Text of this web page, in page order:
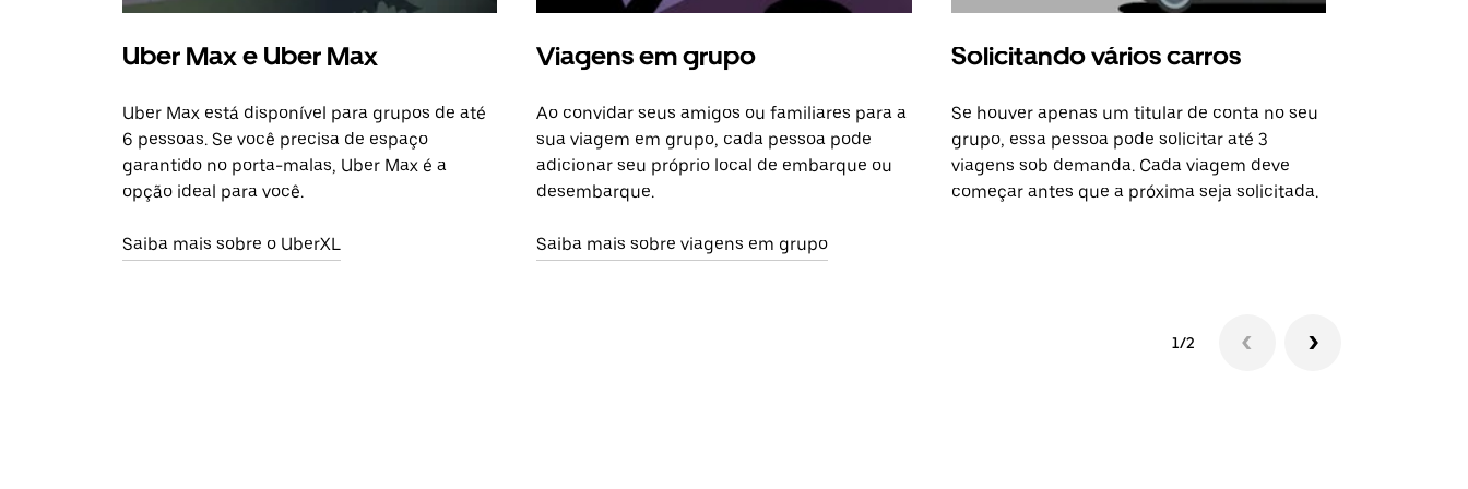
Uber Max e Uber Max
Uber Max está disponível para grupos de até
6 pessoas. Se você precisa de espaço
garantido no porta-malas, Uber Max é a
opção ideal para você.
Saiba mais sobre o UberXL
Viagens em grupo
Ao convidar seus amigos ou familiares para a
sua viagem em grupo, cada pessoa pode
adicionar seu próprio local de embarque ou
desembarque.
Saiba mais sobre viagens em grupo
Solicitando vários carros
Se houver apenas um titular de conta no seu
grupo, essa pessoa pode solicitar até 3
viagens sob demanda. Cada viagem deve
começar antes que a próxima seja solicitada.
1/2